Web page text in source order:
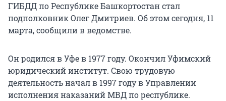
ГИБДД по Республике Башкортостан стал
подполковник Олег Дмитриев. Об этом сегодня, 11
марта, сообщили в ведомстве.
Он родился в Уфе в 1977 году. Окончил Уфимский
юридический институт. Свою трудовую
деятельность начал в 1997 году в Управлении
исполнения наказаний МВД по республике.